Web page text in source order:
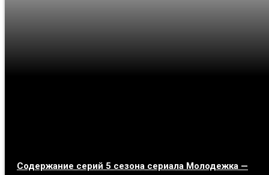
Содержание серий 5 сезона сериала Молодежка —